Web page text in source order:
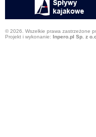
© 2026. Wszelkie prawa zastrzeżone
Projekt i wykonanie: Inpero.pl Sp. z